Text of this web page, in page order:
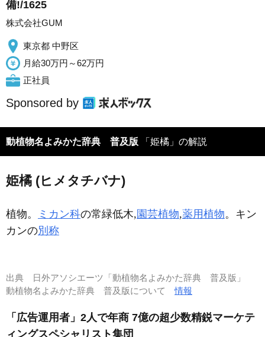
備!/1625
株式会社GUM
東京都 中野区
月給30万円～62万円
正社員
Sponsored by
動植物名よみかた辞典 普及版 「姫橘」の解説
姫橘 (ヒメタチバナ)
植物。 ミカン科の常緑低木, 園芸植物,薬用植物。キン
カンの別称
出典
日外アソシエーツ「動植物名よみかた辞典 普及版」
動植物名よみかた辞典 普及版について情報
「広告運用者」2人で年商 7億の超少数精鋭マーケテ
ィングスペシャリスト集団